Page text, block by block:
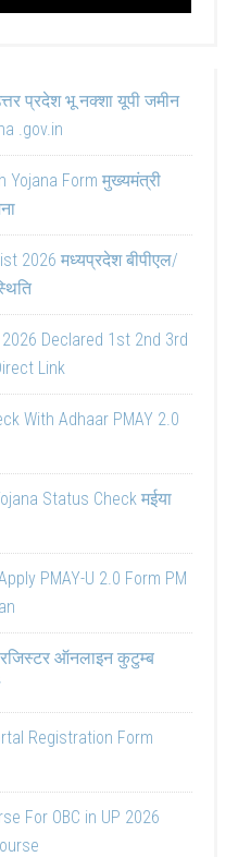
प्रदेश भू नक्शा यूपी जमीन
.gov.in
Yojana Form मुख्यमंत्री
2026 मध्यप्रदेश बीपीएल/
2026 Declared 1st 2nd 3rd
Link
With Adhaar PMAY 2.0
Status Check मईया
PMAY-U 2.0 Form PM
रजिस्टर ऑनलाइन कुटुम्ब
Registration Form
For OBC in UP 2026